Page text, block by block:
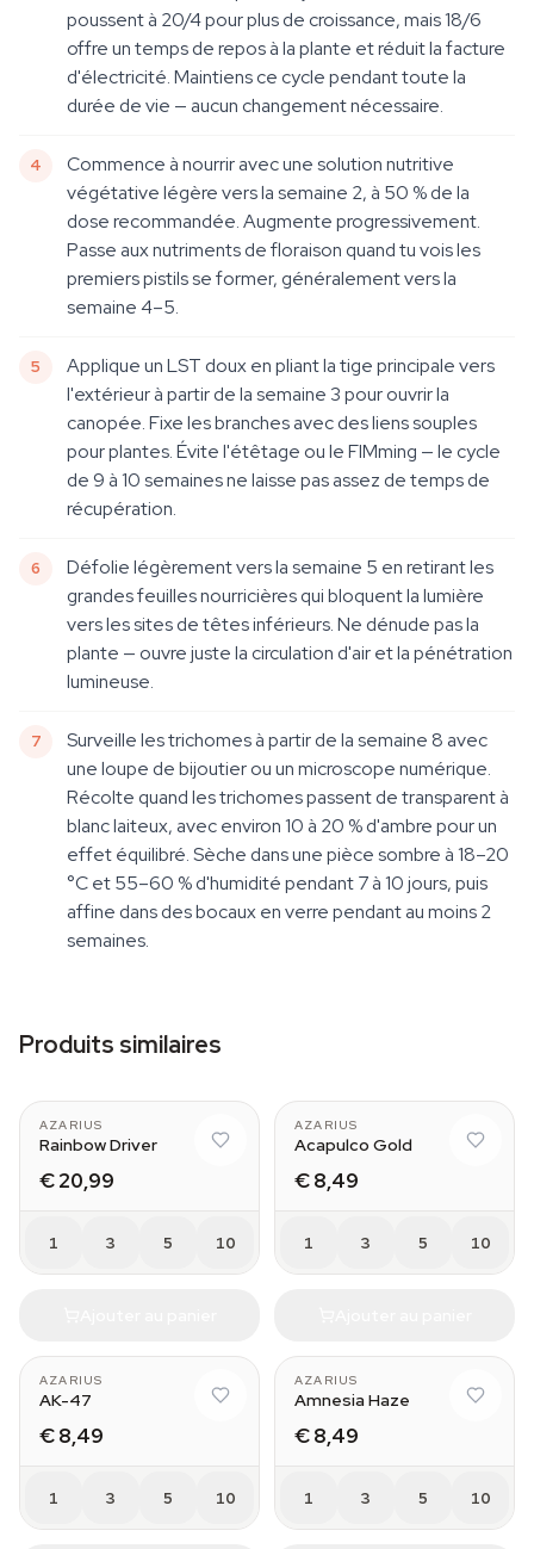
poussent à 20/4 pour plus de croissance, mais 18/6
offre un temps de repos à la plante et réduit la facture
d'électricité. Maintiens ce cycle pendant toute la
durée de vie — aucun changement nécessaire.
Commence à nourrir avec une solution nutritive
végétative légère vers la semaine 2, à 50 % de la
dose recommandée. Augmente progressivement.
Passe aux nutriments de floraison quand tu vois les
premiers pistils se former, généralement vers la
semaine 4–5.
Applique un LST doux en pliant la tige principale vers
l'extérieur à partir de la semaine 3 pour ouvrir la
canopée. Fixe les branches avec des liens souples
pour plantes. Évite l'étêtage ou le FIMming — le cycle
de 9 à 10 semaines ne laisse pas assez de temps de
récupération.
Défolie légèrement vers la semaine 5 en retirant les
grandes feuilles nourricières qui bloquent la lumière
vers les sites de têtes inférieurs. Ne dénude pas la
plante — ouvre juste la circulation d'air et la pénétration
lumineuse.
Surveille les trichomes à partir de la semaine 8 avec
une loupe de bijoutier ou un microscope numérique.
Récolte quand les trichomes passent de transparent à
blanc laiteux, avec environ 10 à 20 % d'ambre pour un
effet équilibré. Sèche dans une pièce sombre à 18–20
°C et 55–60 % d'humidité pendant 7 à 10 jours, puis
affine dans des bocaux en verre pendant au moins 2
semaines.
Produits similaires
AZARIUS
Rainbow Driver
€ 20,99
1 3 5 10
AZARIUS
Acapulco Gold
€ 8,49
1 3 5 10
AZARIUS
AK-47
€ 8,49
1 3 5 10
AZARIUS
Amnesia Haze
€ 8,49
1 3 5 10